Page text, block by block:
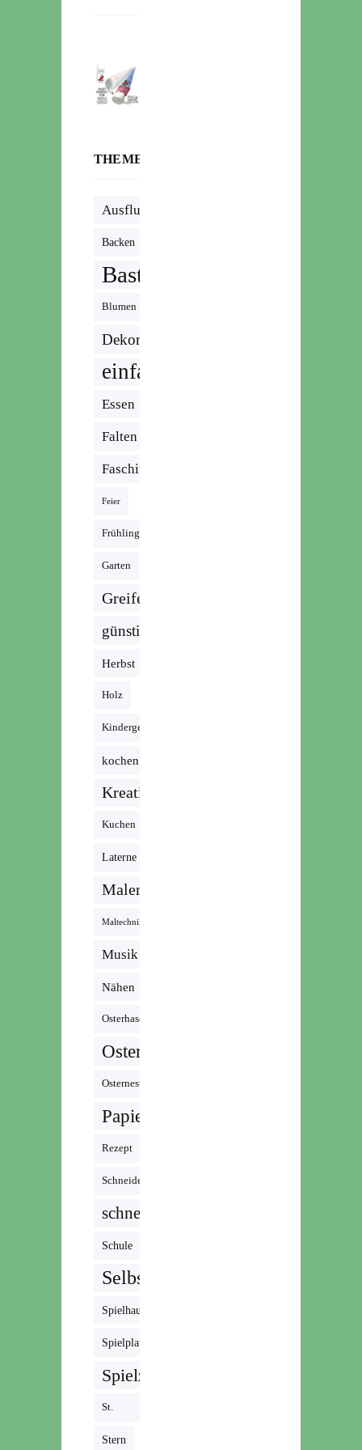
THEMENWOLKE
Ausflug
Backen
Basteln
Blumen
Dekoration
einfach
Essen
Falten
Fasching
Feier
Frühling
Garten
Greifen
günstig
Herbst
Holz
Kindergeburtstag
kochen
Kreativ
Kuchen
Laterne
Malen
Maltechnik
Musik /
Radio /
Nähen
Osterhase
Ostern
Osternest
Papier
Rezept
Schneiden
schnell
Schule
Selbstgemacht
Spielhaus
Spielplatz
Spielzeug
St.
Martin
Stern